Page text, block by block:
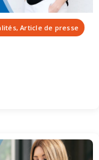
Article de presse